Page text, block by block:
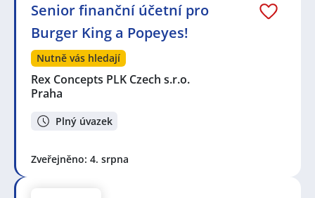
Senior finanční účetní pro
Burger King a Popeyes!
Nutně vás hledají
Rex Concepts PLK Czech s.r.o.
Praha
Plný úvazek
Zveřejněno: 4. srpna